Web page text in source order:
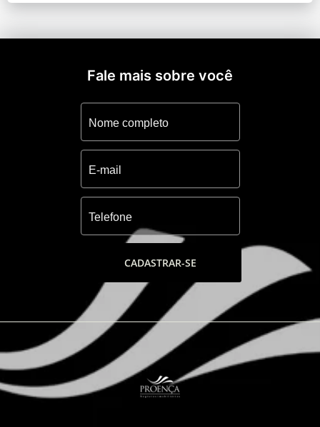
Fale mais sobre você
CADASTRAR-SE